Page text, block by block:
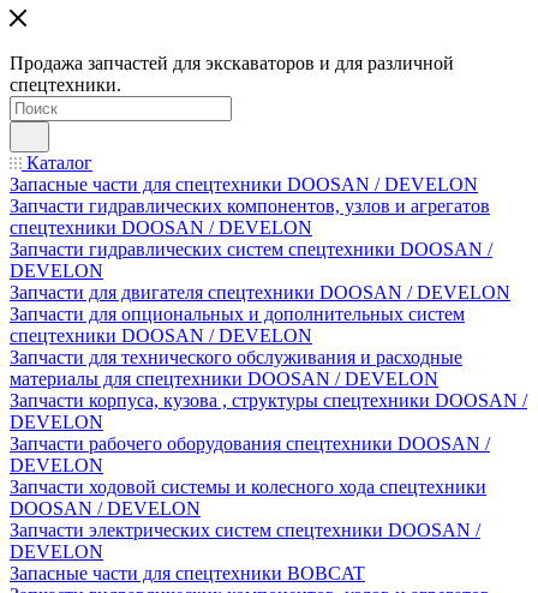
Продажа запчастей для экскаваторов и для различной
спецтехники.
Каталог
Запасные части для спецтехники DOOSAN / DEVELON
Запчасти гидравлических компонентов, узлов и агрегатов
спецтехники DOOSAN / DEVELON
Запчасти гидравлических систем спецтехники DOOSAN /
DEVELON
Запчасти для двигателя спецтехники DOOSAN / DEVELON
Запчасти для опциональных и дополнительных систем
спецтехники DOOSAN / DEVELON
Запчасти для технического обслуживания и расходные
материалы для спецтехники DOOSAN / DEVELON
Запчасти корпуса, кузова , структуры спецтехники DOOSAN /
DEVELON
Запчасти рабочего оборудования спецтехники DOOSAN /
DEVELON
Запчасти ходовой системы и колесного хода спецтехники
DOOSAN / DEVELON
Запчасти электрических систем спецтехники DOOSAN /
DEVELON
Запасные части для спецтехники BOBCAT